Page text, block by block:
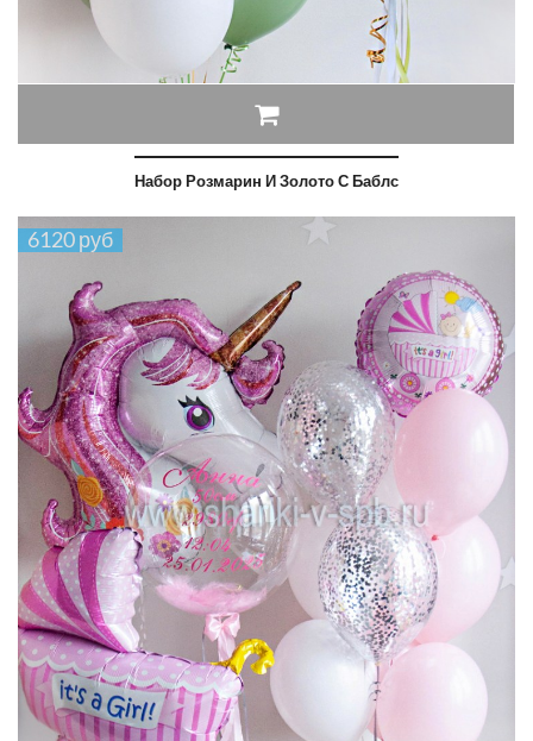
Набор Розмарин И Золото С Баблс
6120 руб